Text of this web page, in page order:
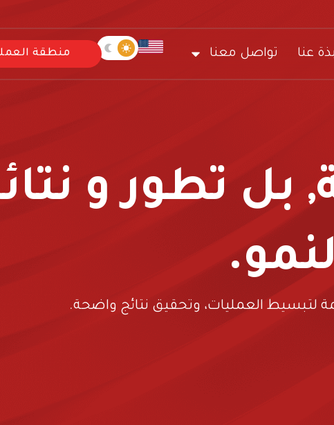
عنا تواصل معنا منطقة
بل تطور و
لتبسيط العمليات، وتحقيق نتائج واضحة.